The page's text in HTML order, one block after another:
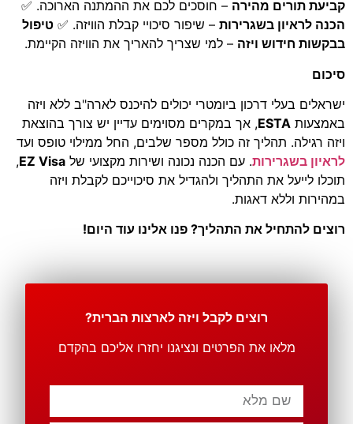
קביעת תורים מהירה – חוסכים לכם את ההמתנה הארוכה. ✅
הכנה לראיון בשגרירות – שיפור סיכויי קבלת הוויזה. ✅ טיפול
בבקשות חידוש ויזה – למי שצריך להאריך את הוויזה הקיימת.
סיכום
ישראלים בעלי דרכון ביומטרי יכולים להיכנס לארה"ב ללא ויזה
באמצעות ESTA, אך במקרים מסוימים עדיין יש צורך בהוצאת
ויזה רגילה. תהליך זה כולל מספר שלבים, החל ממילוי טופס ועד
לראיון בשגרירות. עם הכנה נכונה ושירות מקצועי של EZ Visa
,
תוכלו לייעל את התהליך ולהגדיל את סיכוייכם לקבלת ויזה
במהירות וללא דאגות.
רוצים להתחיל את התהליך? פנו אלינו עוד היום!
רוצים לקבל ויזה לארצות הברית?
מלאו את הפרטים ונציגנו יחזרו אליכם בהקדם